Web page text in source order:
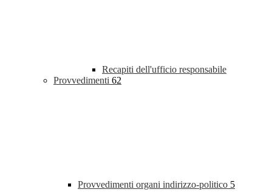
Recapiti dell'ufficio responsabile
Provvedimenti 62
Provvedimenti organi indirizzo-politico 5